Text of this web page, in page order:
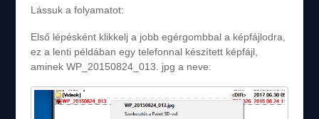
Lássuk a folyamatot:
Első lépésként klikkelj a jobb egérgombbal a képfájlodra,
ez a lenti példában egy telefonnal készített képfájl,
aminek WP_20150824_013. jpg a neve: